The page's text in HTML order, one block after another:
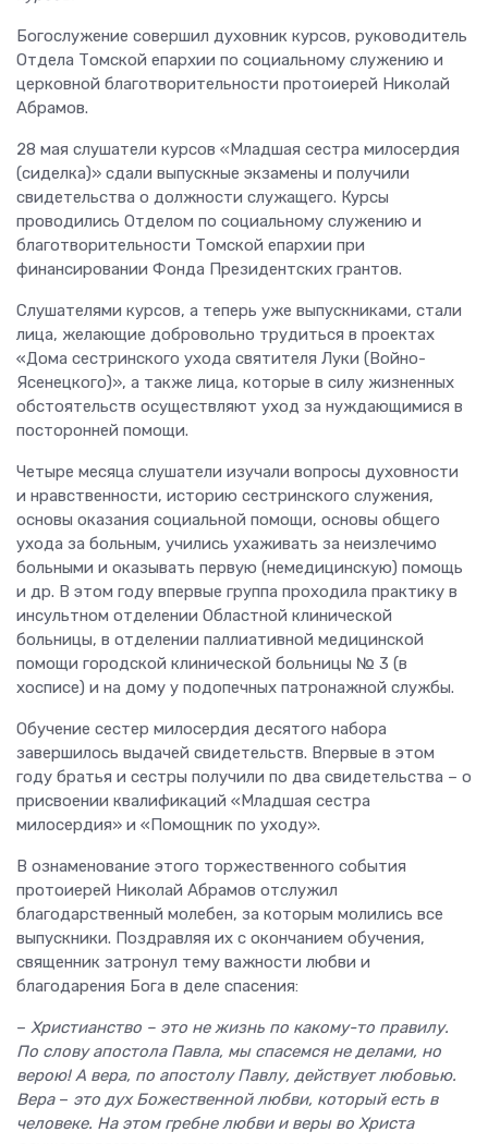
Богослужение совершил духовник курсов, руководитель
Отдела Томской епархии по социальному служению и
церковной благотворительности протоиерей Николай
Абрамов.
28 мая слушатели курсов «Младшая сестра милосердия
(сиделка)» сдали выпускные экзамены и получили
свидетельства о должности служащего. Курсы
проводились Отделом по социальному служению и
благотворительности Томской епархии при
финансировании Фонда Президентских грантов.
Слушателями курсов, а теперь уже выпускниками, стали
лица, желающие добровольно трудиться в проектах
«Дома сестринского ухода святителя Луки (Войно-
Ясенецкого)», а также лица, которые в силу жизненных
обстоятельств осуществляют уход за нуждающимися в
посторонней помощи.
Четыре месяца слушатели изучали вопросы духовности
и нравственности, историю сестринского служения,
основы оказания социальной помощи, основы общего
ухода за больным, учились ухаживать за неизлечимо
больными и оказывать первую (немедицинскую) помощь
и др. В этом году впервые группа проходила практику в
инсультном отделении Областной клинической
больницы, в отделении паллиативной медицинской
помощи городской клинической больницы № 3 (в
хосписе) и на дому у подопечных патронажной службы.
Обучение сестер милосердия десятого набора
завершилось выдачей свидетельств. Впервые в этом
году братья и сестры получили по два свидетельства – о
присвоении квалификаций «Младшая сестра
милосердия» и «Помощник по уходу».
В ознаменование этого торжественного события
протоиерей Николай Абрамов отслужил
благодарственный молебен, за которым молились все
выпускники. Поздравляя их с окончанием обучения,
священник затронул тему важности любви и
благодарения Бога в деле спасения:
– Христианство – это не жизнь по какому-то правилу.
По слову апостола Павла, мы спасемся не делами, но
верою! А вера, по апостолу Павлу, действует любовью.
Вера – это дух Божественной любви, который есть в
человеке. На этом гребне любви и веры во Христа